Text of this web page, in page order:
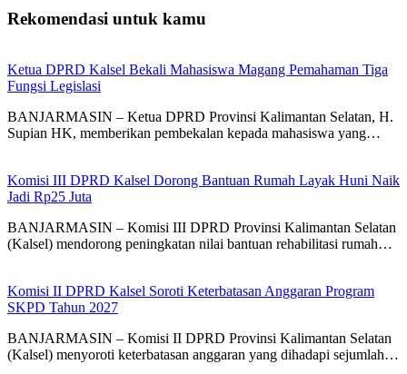
Rekomendasi untuk kamu
Ketua DPRD Kalsel Bekali Mahasiswa Magang Pemahaman Tiga
Fungsi Legislasi
BANJARMASIN – Ketua DPRD Provinsi Kalimantan Selatan, H.
Supian HK, memberikan pembekalan kepada mahasiswa yang…
Komisi III DPRD Kalsel Dorong Bantuan Rumah Layak Huni Naik
Jadi Rp25 Juta
BANJARMASIN – Komisi III DPRD Provinsi Kalimantan Selatan
(Kalsel) mendorong peningkatan nilai bantuan rehabilitasi rumah…
Komisi II DPRD Kalsel Soroti Keterbatasan Anggaran Program
SKPD Tahun 2027
BANJARMASIN – Komisi II DPRD Provinsi Kalimantan Selatan
(Kalsel) menyoroti keterbatasan anggaran yang dihadapi sejumlah…